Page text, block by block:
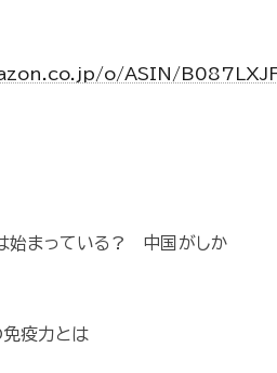
o/ASIN/
始まっている? 中国がしか
疫力とは